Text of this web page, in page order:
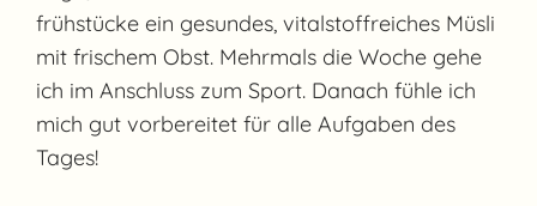
frühstücke ein gesundes, vitalstoffreiches Müsli
mit frischem Obst. Mehrmals die Woche gehe
ich im Anschluss zum Sport. Danach fühle ich
mich gut vorbereitet für alle Aufgaben des
Tages!